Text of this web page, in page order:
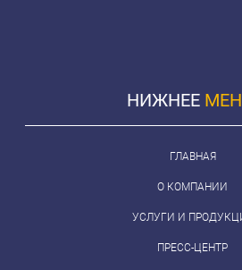
НИЖНЕЕ
ГЛАВНАЯ
О КОМПАНИИ
УСЛУГИ И
ПРЕСС-ЦЕНТР